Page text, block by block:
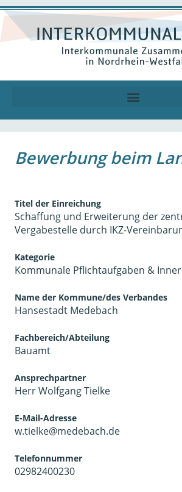
Bewerbung beim
Titel der Einreichung
Schaffung und Erweiterung der
Vergabestelle durch IKZ-
Kategorie
Kommunale Pflichtaufgaben &
Name der Kommune/des Verbandes
Hansestadt Medebach
Fachbereich/Abteilung
Bauamt
Ansprechpartner
Herr Wolfgang Tielke
E-Mail-Adresse
w.tielke@medebach.de
Telefonnummer
02982400230